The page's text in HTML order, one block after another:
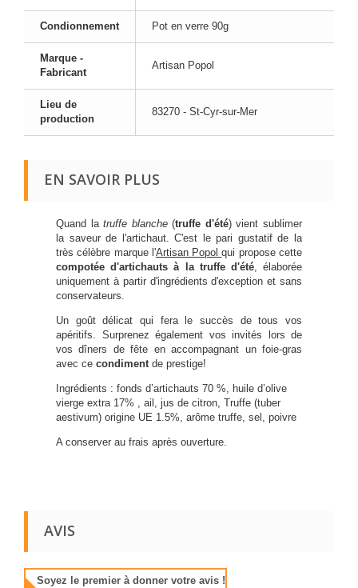
Condionnement Pot en verre 90g
Marque -
Fabricant
Artisan Popol
Lieu de
production
83270 - St-Cyr-sur-Mer
EN SAVOIR PLUS
Quand latruffe blanche(truffe d'été) vient sublimer
la saveur de l'artichaut. C'est le pari gustatif de la
très célèbre marque l'Artisan Popolqui propose cette
compotée d'artichauts à la truffe d'été, élaborée
uniquement à partir d'ingrédients d'exception et sans
conservateurs.
Un goût délicat qui fera le succès de tous vos
apéritifs. Surprenez également vos invités lors de
vos dîners de fête en accompagnant un foie-gras
avec ce condimentde prestige!
Ingrédients : fonds d’artichauts 70 %, huile d’olive
vierge extra 17% , ail, jus de citron, Truffe (tuber
aestivum) origine UE 1.5%, arôme truffe, sel, poivre
A conserver au frais après ouverture.
AVIS
Soyez le premier à donner votre avis !